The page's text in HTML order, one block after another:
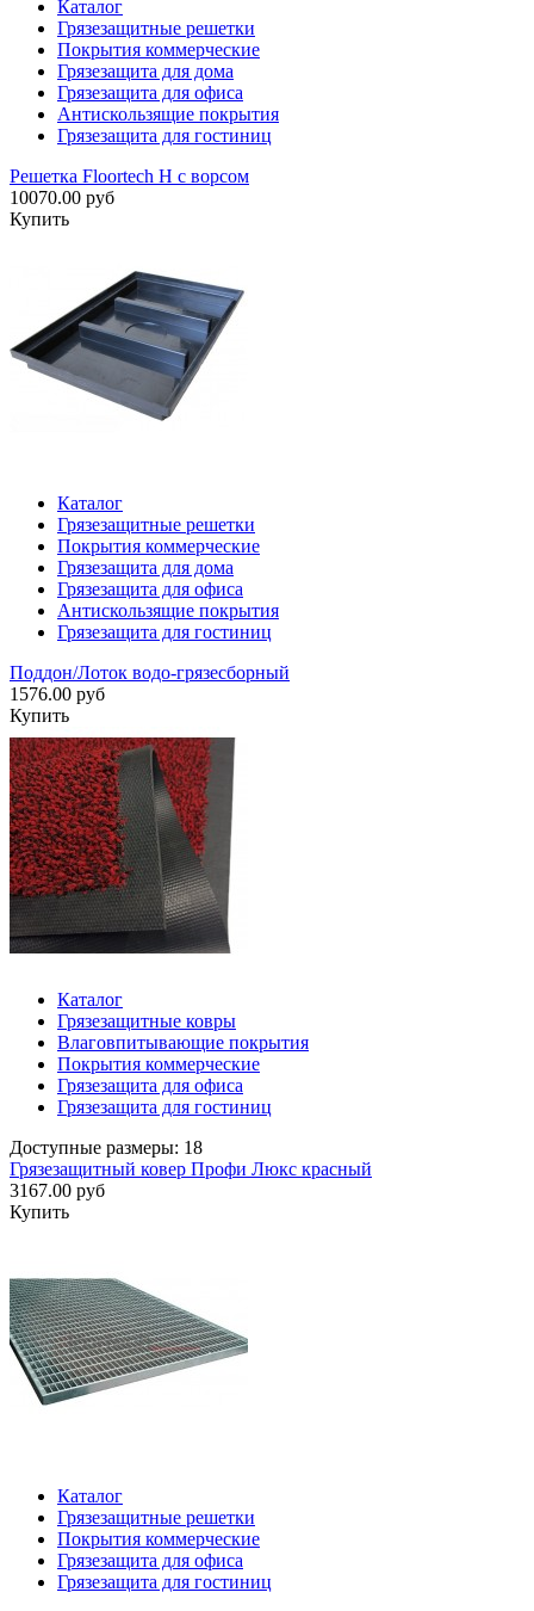
Каталог
Грязезащитные решетки
Покрытия коммерческие
Грязезащита для дома
Грязезащита для офиса
Антискользящие покрытия
Грязезащита для гостиниц
Решетка Floortech H с ворсом
10070.00 руб
Купить
Каталог
Грязезащитные решетки
Покрытия коммерческие
Грязезащита для дома
Грязезащита для офиса
Антискользящие покрытия
Грязезащита для гостиниц
Поддон/Лоток водо-грязесборный
1576.00 руб
Купить
Каталог
Грязезащитные ковры
Влаговпитывающие покрытия
Покрытия коммерческие
Грязезащита для офиса
Грязезащита для гостиниц
Доступные размеры: 18
Грязезащитный ковер Профи Люкс красный
3167.00 руб
Купить
Каталог
Грязезащитные решетки
Покрытия коммерческие
Грязезащита для офиса
Грязезащита для гостиниц